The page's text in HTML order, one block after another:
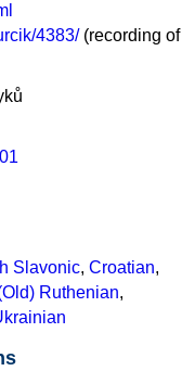
4383/(recording of
Slavonic, Croatian,
Ruthenian,